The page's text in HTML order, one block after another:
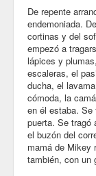
Seminars
Family
Personal
Poetry
Quotes
Reading
De repente
endemoniada.
cortinas y del
empezó a
lápices y
escaleras, el
ducha, el
cómoda, la
en él estaba. Se
puerta. Se tragó
el buzón del
mamá de Mikey
también, con un